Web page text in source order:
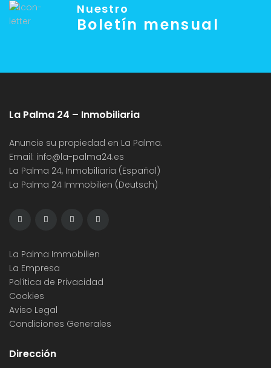
Nuestro
Boletín mensual
La Palma 24 – Inmobiliaria
Anuncie su propiedad en La Palma.
Email: info@la-palma24.es
La Palma 24, Inmobiliaria (Español)
La Palma 24 Immobilien (Deutsch)
La Palma Immobilien
La Empresa
Política de Privacidad
Cookies
Aviso Legal
Condiciones Generales
Dirección